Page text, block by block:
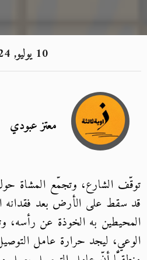
10 يوليو, 2024
معتز عبودي
توقّف الشارع، وتجمّع المشاة
قد سقط على الأرض بعد فقدانه
المحيطين به الخوذة عن
الوعي، ليجد حرارة عامل